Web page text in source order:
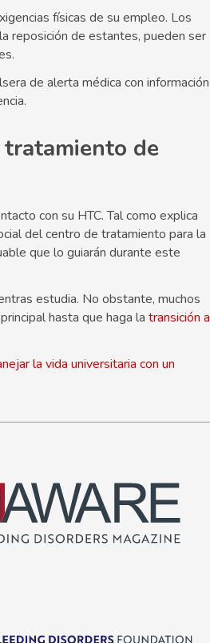
físicas de su empleo. Los
reposición de estantes, pueden ser
de alerta médica con información
tratamiento de
con su HTC. Tal como explica
del centro de tratamiento para la
que lo guiarán durante este
estudia. No obstante, muchos
hasta que haga la transición a
la vida universitaria con un